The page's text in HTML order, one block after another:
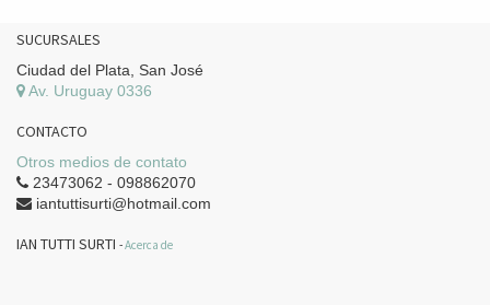
SUCURSALES
Ciudad del Plata, San José
Av. Uruguay 0336
CONTACTO
Otros medios de contato
23473062 - 098862070
iantuttisurti@hotmail.com
IAN TUTTI SURTI -Acerca de